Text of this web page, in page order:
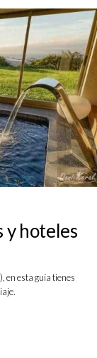
y hoteles
en esta guía tienes